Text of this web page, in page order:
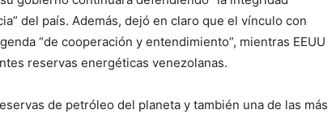
del país. Además, dejó en claro que el vínculo con
“de cooperación y entendimiento”, mientras EEUU
reservas energéticas venezolanas.
de petróleo del planeta y también una de las más